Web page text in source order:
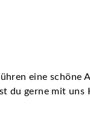
eine schöne
du gerne mit uns